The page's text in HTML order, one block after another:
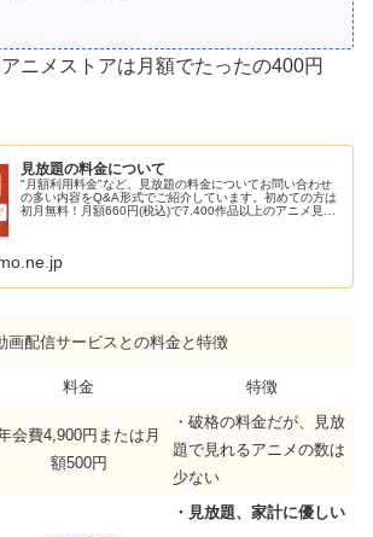
ニメストアは月額でたったの400円
見放題の料金について
"月額利用料金"など、見放題の料金についてお問い合わせ
の多い内容をQ&A形式でご紹介しています。初めての方は
初月無料！月額660円(税込)で7,400作品以上のアニメ見放
画配信サービスとの料金と特徴
料金 特徴
会費4,900円または月
額500円
・破格の料金だが、見放
題で見れるアニメの数は
少ない
・見放題、家計に優しい